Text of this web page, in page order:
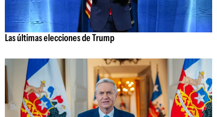
Las últimas elecciones de Trump